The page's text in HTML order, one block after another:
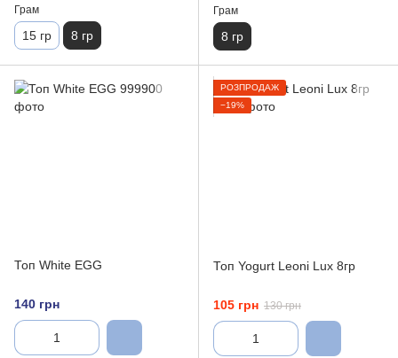
Грам
15 гр 8 гр
Грам
8 гр
Топ White EGG
140 грн
РОЗПРОДАЖ
−19%
Топ Yogurt Leoni Lux 8гр
105 грн 130 грн